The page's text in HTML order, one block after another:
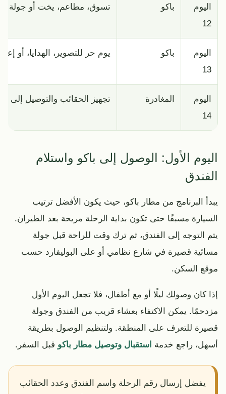
اليوم
12
باكو تسوق، مطاعم، يخت أو جولة
اليوم
13
باكو يوم حر للتصوير، الهدايا، أو
اليوم
14
المغادرة تجهيز الحقائب والتوصيل إلى
اليوم الأول: الوصول إلى باكو واستلام
الفندق
يبدأ البرنامج من مطار باكو، حيث يكون الأفضل ترتيب
السيارة مسبقًا حتى تكون بداية الرحلة مريحة بعد الطيران.
يتم التوجه إلى الفندق، ثم ترك وقت للراحة قبل جولة
مسائية قصيرة في شارع نظامي أو على البوليفارد حسب
موقع السكن.
إذا كان وصولك ليلًا أو مع أطفال، فلا تجعل اليوم الأول
مزدحمًا. يمكن الاكتفاء بعشاء قريب من الفندق وجولة
قصيرة للتعرف على المنطقة. ولتنظيم الوصول بطريقة
أسهل، راجع خدمة استقبال وتوصيل مطار باكو قبل السفر.
يفضل إرسال رقم الرحلة واسم الفندق وعدد الحقائب